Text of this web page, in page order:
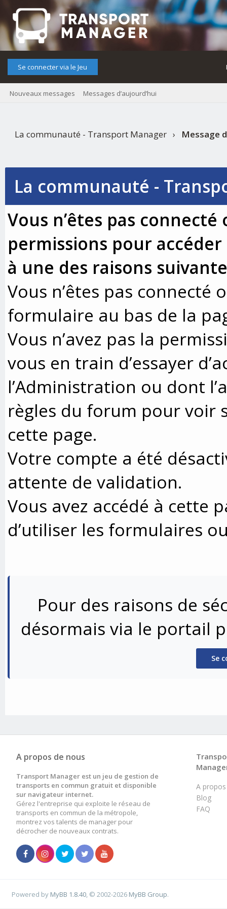
Se connecter via le Jeu
Nouveaux messages Messages d’aujourd’hui
La communauté - Transport Manager › Message
La communauté -
Vous n’êtes pas connecté
permissions pour
à une des raisons
Vous n’êtes pas connecté
formulaire au bas de la
Vous n’avez pas la
vous en train d’essayer
l’Administration ou dont
règles du forum pour voir
cette page.
Votre compte a été
attente de validation.
Vous avez accédé à cette
d’utiliser les formulaires
Pour des raisons de
désormais via le portail
Se
A propos de nous
Transport Manager est un jeu de gestion de
transports en commun gratuit et disponible
sur navigateur internet.
Gérez l'entreprise qui exploite le réseau de
transports en commun de la métropole,
montrez vos talents de manager pour
décrocher de nouveaux contrats.
A propos
Blog
FAQ
Powered by MyBB 1.8.40 , © 2002-2026 MyBB Group.